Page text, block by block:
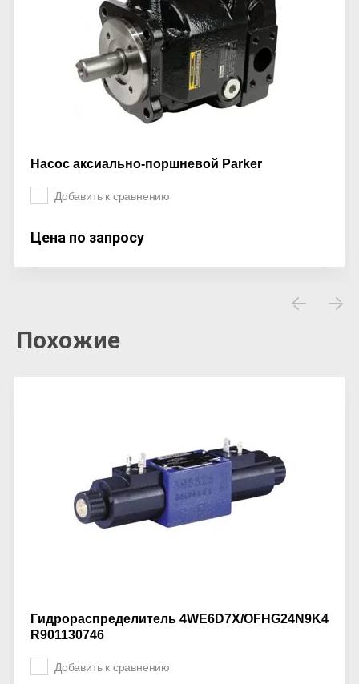
Насос аксиально-поршневой Parker
Добавить к сравнению
Цена по запросу
Похожие
Гидрораспределитель 4WE6D7X/OFHG24N9K4
R901130746
Добавить к сравнению